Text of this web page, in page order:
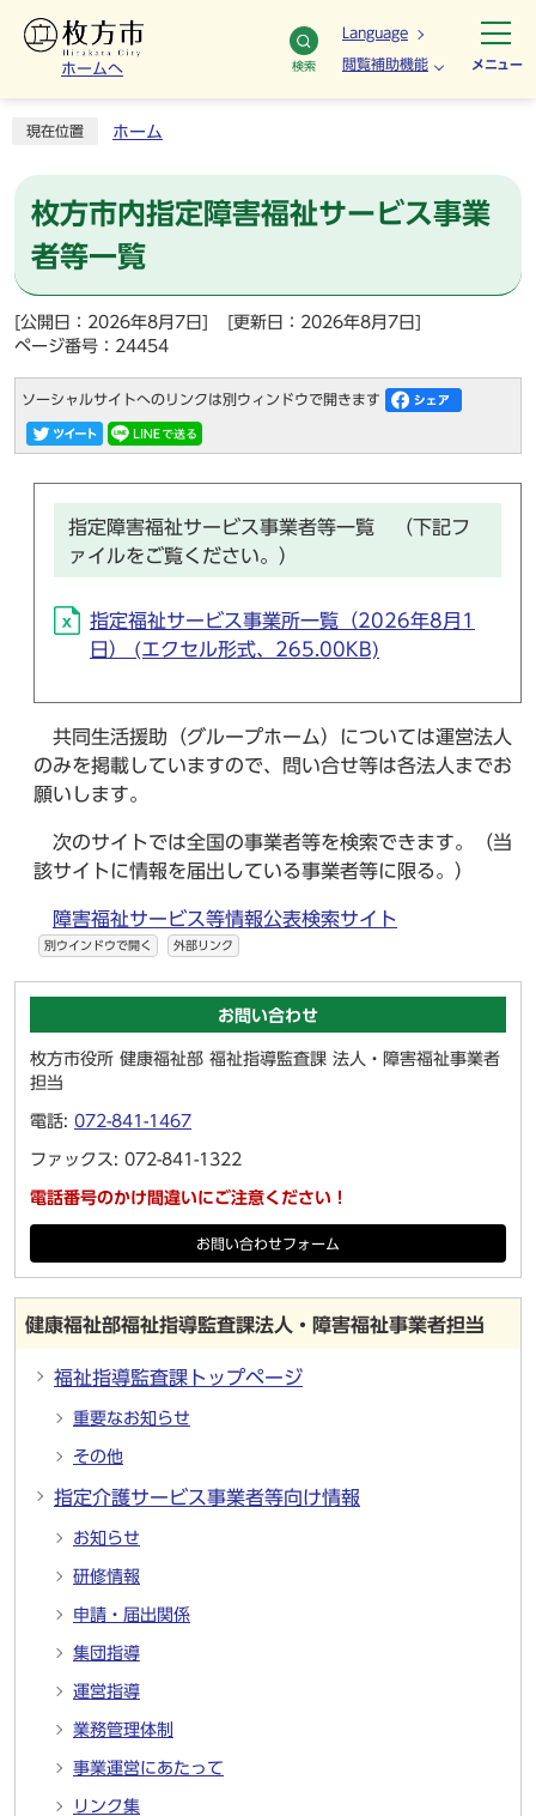
ホームへ 検索
Language
閲覧補助機能 メニュー
現在位置 ホーム
枚方市内指定障害福祉サービス事業
者等一覧
[公開日：2026年8月7日]
[更新日：2026年8月7日]
ページ番号：24454
ソーシャルサイトへのリンクは別ウィンドウで開きます
指定障害福祉サービス事業者等一覧 （下記フ
ァイルをご覧ください。）
指定福祉サービス事業所一覧（2026年8月1
日） (エクセル形式、265.00KB)
共同生活援助（グループホーム）については運営法人
のみを掲載していますので、問い合せ等は各法人までお
願いします。
次のサイトでは全国の事業者等を検索できます。（当
該サイトに情報を届出している事業者等に限る。）
障害福祉サービス等情報公表検索サイト
別ウインドウで開く 外部リンク
お問い合わせ
枚方市役所 健康福祉部 福祉指導監査課 法人・障害福祉事業者
担当
電話: 072-841-1467
ファックス: 072-841-1322
電話番号のかけ間違いにご注意ください！
お問い合わせフォーム
健康福祉部福祉指導監査課法人・障害福祉事業者担当
福祉指導監査課トップページ
重要なお知らせ
その他
指定介護サービス事業者等向け情報
お知らせ
研修情報
申請・届出関係
集団指導
運営指導
業務管理体制
事業運営にあたって
リンク集